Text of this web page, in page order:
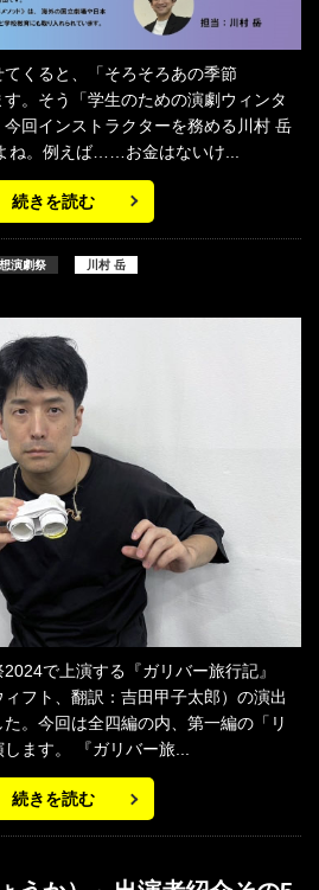
くると、「そろそろあの季節
。そう「学生のための演劇ウィンタ
回インストラクターを務める川村 岳
ね。例えば……お金はないけ...
続きを読む
演劇祭 川村 岳
で上演する『ガリバー旅行記』
ィフト、翻訳：吉田甲子太郎）の演出
。今回は全四編の内、第一編の「リ
ます。 『ガリバー旅...
続きを読む